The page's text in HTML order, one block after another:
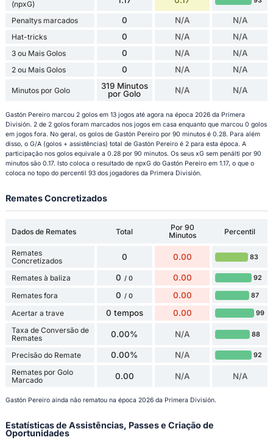
(npxG)
Penaltys marcados 0 N/A N/A
Hat-tricks 0 N/A N/A
3 ou Mais Golos 0 N/A N/A
2 ou Mais Golos 0 N/A N/A
Minutos por Golo
319 Minutos
por Golo
N/A N/A
Gastón Pereiro marcou 2 golos em 13 jogos até agora na época 2026 da Primera
División. 2 de 2 golos foram marcados nos jogos em casa enquanto que marcou 0 golos
em jogos fora. No geral, os golos de Gastón Pereiro por 90 minutos é 0.28. Para além
disso, o G/A (golos + assistências) total de Gastón Pereiro é 2 para esta época. A
participação nos golos equivale a 0.28 por 90 minutos. Os seus xG sem penálti por 90
minutos são 0.17. Isto coloca o resultado de npxG do Gastón Pereiro em 1.17, o que o
coloca no topo do percentil 93 dos jogadores da Primera División.
Remates Concretizados
Dados de Remates Total
Por 90
Minutos
Percentil
Remates
Concretizados
0 0.00 83
Remates à baliza 0 / 0 0.00 92
Remates fora 0 / 0 0.00 87
Acertar a trave 0 tempos 0.00 99
Taxa de Conversão de
Remates
0.00% N/A 88
Precisão do Remate 0.00% N/A 92
Remates por Golo
Marcado
0.00 N/A N/A
Gastón Pereiro ainda não rematou na época 2026 da Primera División.
Estatísticas de Assistências, Passes e Criação de
Oportunidades